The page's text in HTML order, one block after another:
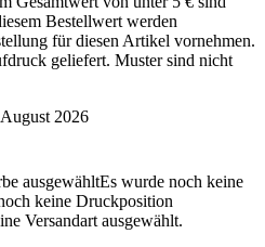
Bestellwert werden
für diesen Artikel vornehmen.
geliefert. Muster sind nicht
2026
ausgewähltEs wurde noch keine
keine Druckposition
Versandart ausgewählt.